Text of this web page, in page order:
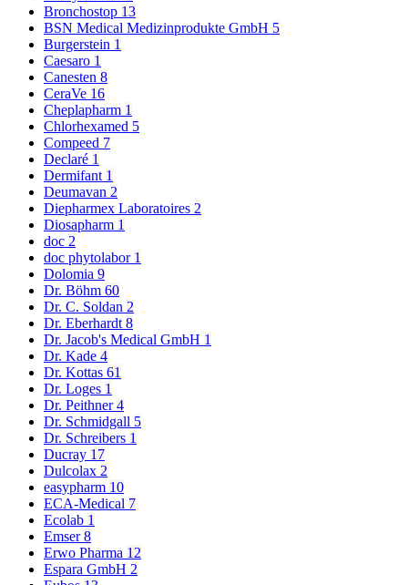
Bronchostop 13
BSN Medical Medizinprodukte GmbH 5
Burgerstein 1
Caesaro 1
Canesten 8
CeraVe 16
Cheplapharm 1
Chlorhexamed 5
Compeed 7
Declaré 1
Dermifant 1
Deumavan 2
Diepharmex Laboratoires 2
Diosapharm 1
doc 2
doc phytolabor 1
Dolomia 9
Dr. Böhm 60
Dr. C. Soldan 2
Dr. Eberhardt8
Dr. Jacob's Medical GmbH 1
Dr. Kade 4
Dr. Kottas 61
Dr. Loges 1
Dr. Peithner4
Dr. Schmidgall 5
Dr. Schreibers 1
Ducray 17
Dulcolax 2
easypharm 10
ECA-Medical 7
Ecolab 1
Emser8
Erwo Pharma 12
Espara GmbH 2